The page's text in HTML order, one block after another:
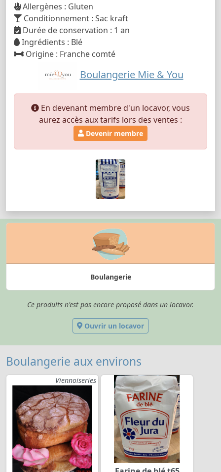
Allergènes : Gluten
Conditionnement : Sac kraft
Durée de conservation : 1 an
Ingrédients : Blé
Origine : Franche comté
Boulangerie Mie & You
En devenant membre d'un locavor, vous
aurez accès aux tarifs lors des ventes :
Devenir membre
Boulangerie
Ce produits n'est pas encore proposé dans un locavor.
Ouvrir un locavor
Boulangerie aux environs
Viennoiseries